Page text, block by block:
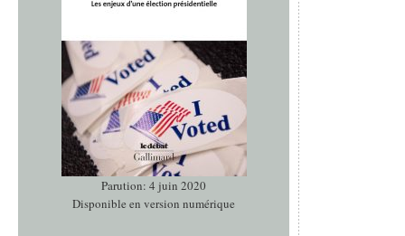
Parution: 4 juin 2020
Disponible en version numérique